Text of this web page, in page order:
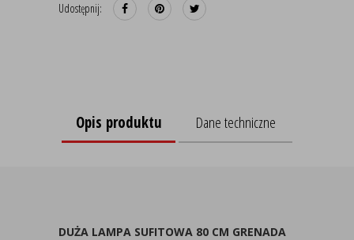
Udostępnij:
Opis produktu Dane techniczne
DUŻA LAMPA SUFITOWA 80 CM GRENADA